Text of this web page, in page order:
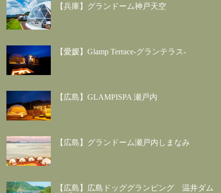
【兵庫】グランドーム神戸天空
【愛媛】Glamp Terrace-グランテラス-
【広島】GLAMPISPA 瀬戸内
【広島】グランドーム瀬戸内しまなみ
【広島】広島ドッググランピング 温井ダム